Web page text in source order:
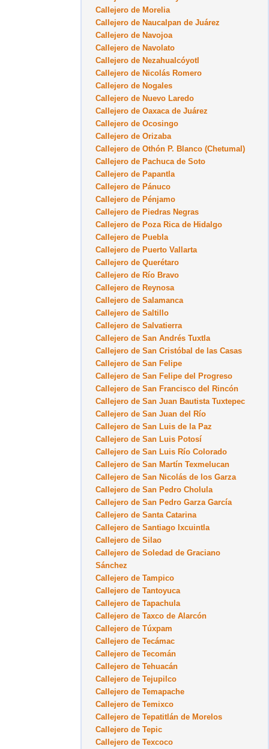
Callejero de Morelia
Callejero de Naucalpan de Juárez
Callejero de Navojoa
Callejero de Navolato
Callejero de Nezahualcóyotl
Callejero de Nicolás Romero
Callejero de Nogales
Callejero de Nuevo Laredo
Callejero de Oaxaca de Juárez
Callejero de Ocosingo
Callejero de Orizaba
Callejero de Othón P. Blanco (Chetumal)
Callejero de Pachuca de Soto
Callejero de Papantla
Callejero de Pánuco
Callejero de Pénjamo
Callejero de Piedras Negras
Callejero de Poza Rica de Hidalgo
Callejero de Puebla
Callejero de Puerto Vallarta
Callejero de Querétaro
Callejero de Río Bravo
Callejero de Reynosa
Callejero de Salamanca
Callejero de Saltillo
Callejero de Salvatierra
Callejero de San Andrés Tuxtla
Callejero de San Cristóbal de las Casas
Callejero de San Felipe
Callejero de San Felipe del Progreso
Callejero de San Francisco del Rincón
Callejero de San Juan Bautista Tuxtepec
Callejero de San Juan del Río
Callejero de San Luis de la Paz
Callejero de San Luis Potosí
Callejero de San Luis Río Colorado
Callejero de San Martín Texmelucan
Callejero de San Nicolás de los Garza
Callejero de San Pedro Cholula
Callejero de San Pedro Garza García
Callejero de Santa Catarina
Callejero de Santiago Ixcuintla
Callejero de Silao
Callejero de Soledad de Graciano
Sánchez
Callejero de Tampico
Callejero de Tantoyuca
Callejero de Tapachula
Callejero de Taxco de Alarcón
Callejero de Túxpam
Callejero de Tecámac
Callejero de Tecomán
Callejero de Tehuacán
Callejero de Tejupilco
Callejero de Temapache
Callejero de Temixco
Callejero de Tepatitlán de Morelos
Callejero de Tepic
Callejero de Texcoco